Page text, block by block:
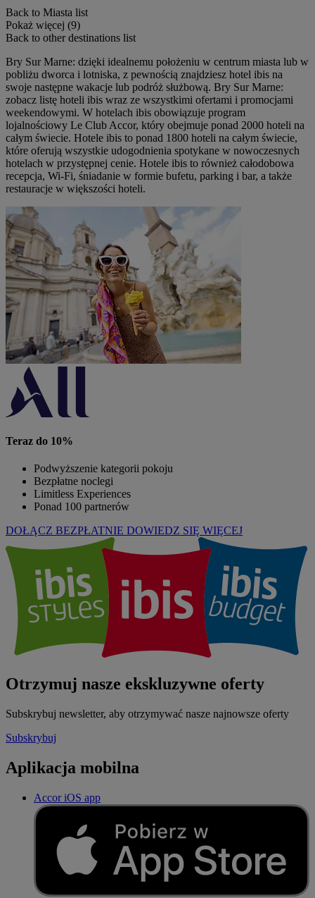
Back to Miasta list
Pokaż więcej (9)
Back to other destinations list
Bry Sur Marne: dzięki idealnemu położeniu w centrum miasta lub w
pobliżu dworca i lotniska, z pewnością znajdziesz hotel ibis na
swoje następne wakacje lub podróż służbową. Bry Sur Marne:
zobacz listę hoteli ibis wraz ze wszystkimi ofertami i promocjami
weekendowymi. W hotelach ibis obowiązuje program
lojalnościowy Le Club Accor, który obejmuje ponad 2000 hoteli na
całym świecie. Hotele ibis to ponad 1800 hoteli na całym świecie,
które oferują wszystkie udogodnienia spotykane w nowoczesnych
hotelach w przystępnej cenie. Hotele ibis to również całodobowa
recepcja, Wi-Fi, śniadanie w formie bufetu, parking i bar, a także
restauracje w większości hoteli.
Teraz do 10%
Podwyższenie kategorii pokoju
Bezpłatne noclegi
Limitless Experiences
Ponad 100 partnerów
DOŁĄCZ BEZPŁATNIE DOWIEDZ SIĘ WIĘCEJ
Otrzymuj nasze ekskluzywne oferty
Subskrybuj newsletter, aby otrzymywać nasze najnowsze oferty
Subskrybuj
Aplikacja mobilna
Accor iOS app